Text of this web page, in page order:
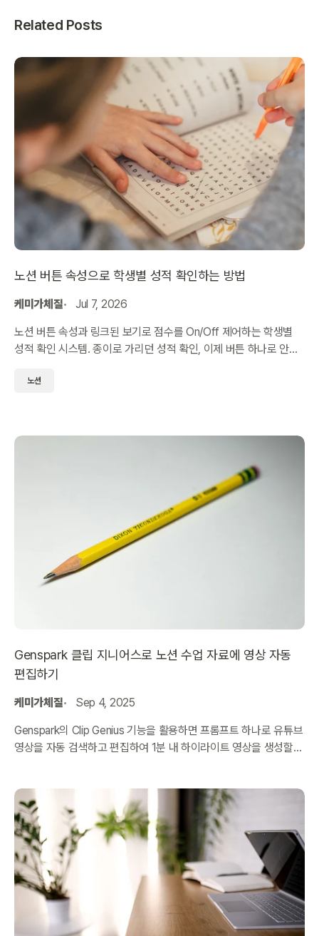
Related Posts
노션 버튼 속성으로 학생별 성적 확인하는 방법
케미가체질 Jul 7, 2026
노션 버튼 속성과 링크된 보기로 점수를 On/Off 제어하는 학생별
성적 확인 시스템. 종이로 가리던 성적 확인, 이제 버튼 하나로 안전
노션
Genspark 클립 지니어스로 노션 수업 자료에 영상 자동
편집하기
케미가체질 Sep 4, 2025
Genspark의 Clip Genius 기능을 활용하면 프롬프트 하나로 유튜브
영상을 자동 검색하고 편집하여 1분 내 하이라이트 영상을 생성할